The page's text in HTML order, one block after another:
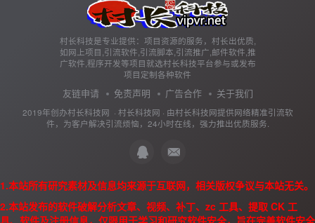
村长科技是专业提供：项目资源的服务，村长出优质,
如网上项目,引流软件,引流脚本,引流推广,邮件软件,推
广软件,程序开发等项目就选村长科技平台参与或发布
项目定制各种软件
友链申请 免责声明 广告合作 关于我们
2019年创办村长科技网 · 村长科技网 · 由村长科技网提供网络精准引流软
件，为客户解决引流烦恼，24小时在线，强力推出优质服务.
1.本站所有研究素材及信息均来源于互联网，相关版权争议与本站无关。
2.本站发布的软件破解分析文章、视频、补丁、zc 工具、提取 CK 工